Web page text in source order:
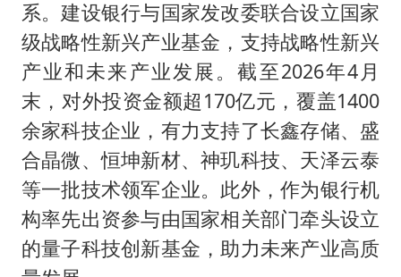
系。建设银行与国家发改委联合设立国家
级战略性新兴产业基金，支持战略性新兴
产业和未来产业发展。截至2026年4月
末，对外投资金额超170亿元，覆盖1400
余家科技企业，有力支持了长鑫存储、盛
合晶微、恒坤新材、神玑科技、天泽云泰
等一批技术领军企业。此外，作为银行机
构率先出资参与由国家相关部门牵头设立
的量子科技创新基金，助力未来产业高质